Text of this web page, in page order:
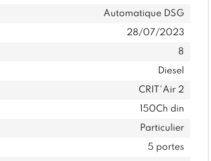
Automatique DSG
28/07/2023
8
Diesel
CRIT'Air 2
150Ch din
Particulier
5 portes